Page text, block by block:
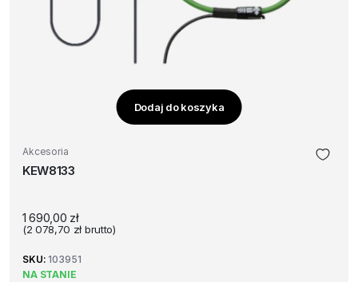
Dodaj do koszyka
Akcesoria
KEW8133
1 690,00 zł
(2 078,70 złbrutto)
SKU: 103951
NA STANIE